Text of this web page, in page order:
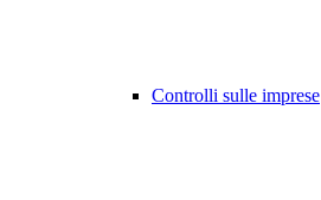
Controlli sulle imprese